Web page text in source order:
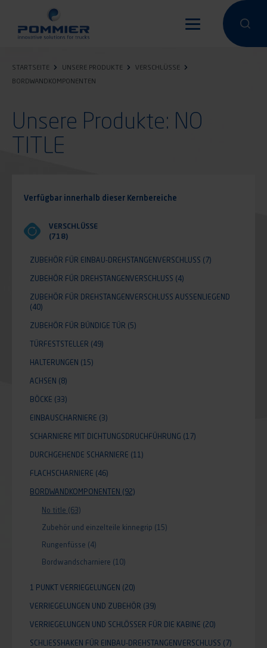
Inhalt
Eine
Eine
STARTSEITE UNSERE PRODUKTE
VERSCHLÜSSE
BORDWANDKOMPONENTEN
Unsere Produkte: NO
TITLE
Verfügbar innerhalb dieser Kernbereiche
VERSCHLÜSSE
(718)
ZUBEHÖR FÜR EINBAU-DREHSTANGENVERSCHLUSS (7)
ZUBEHÖR FÜR DREHSTANGENVERSCHLUSS (4)
ZUBEHÖR FÜR DREHSTANGENVERSCHLUSS AUSSENLIEGEND
(40)
ZUBEHÖR FÜR BÜNDIGE TÜR (5)
TÜRFESTSTELLER (49)
HALTERUNGEN (15)
ACHSEN (8)
BÖCKE (33)
EINBAUSCHARNIERE (3)
SCHARNIERE MIT DICHTUNGSDRUCHFÜHRUNG (17)
DURCHGEHENDE SCHARNIERE (11)
FLACHSCHARNIERE (46)
BORDWANDKOMPONENTEN (92)
No title (63)
Zubehör und einzelteile kinnegrip (15)
Rungenfüsse (4)
Bordwandscharniere (10)
1 PUNKT VERRIEGELUNGEN (20)
VERRIEGELUNGEN UND ZUBEHÖR (39)
VERRIEGELUNGEN UND SCHLÖSSER FÜR DIE KABINE (20)
SCHLIESSHAKEN FÜR EINBAU-DREHSTANGENVERSCHLUSS (7)